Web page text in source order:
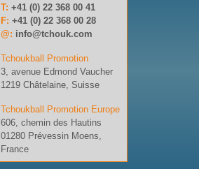
T: +41 (0) 22 368 00 41
F: +41 (0) 22 368 00 28
@: info@tchouk.com
Tchoukball Promotion
3, avenue Edmond Vaucher
1219 Châtelaine, Suisse
Tchoukball Promotion Europe
606, chemin des Hautins
01280 Prévessin Moens,
France